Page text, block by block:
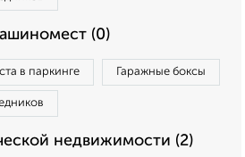
(0)
в паркинге Гаражные боксы
недвижимости (2)